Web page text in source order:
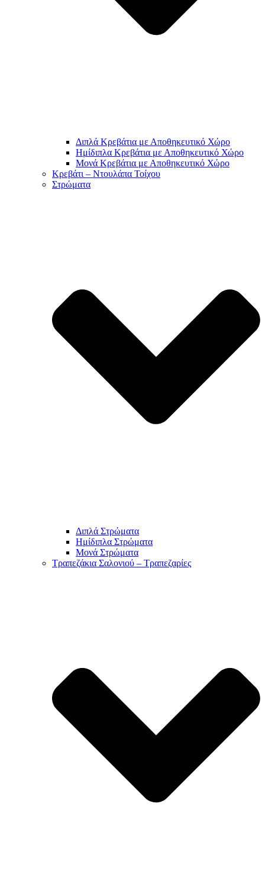
Διπλά Κρεβάτια με Αποθηκευτικό Χώρο
Ημίδιπλα Κρεβάτια με Αποθηκευτικό Χώρο
Μονά Κρεβάτια με Αποθηκευτικό Χώρο
Κρεβάτι – Ντουλάπα Τοίχου
Στρώματα
Διπλά Στρώματα
Ημίδιπλα Στρώματα
Μονά Στρώματα
Τραπεζάκια Σαλονιού – Τραπεζαρίες